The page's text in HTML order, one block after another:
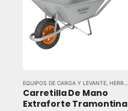
EQUIPOS DE CARGA Y LEVANTE, HERRAMIENTAS MANUALES
Carretilla De Mano
Extraforte Tramontina